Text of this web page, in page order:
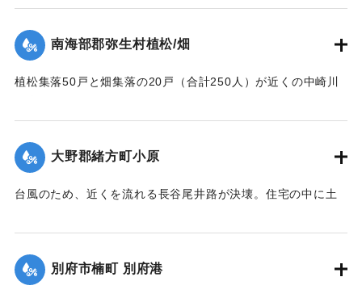
｜固有コード: 00708021
南海部郡弥生村植松/畑
植松集落50戸と畑集落の20戸（合計250人）が近くの中崎川
｜固有コード: 00708022
大野郡緒方町小原
台風のため、近くを流れる長谷尾井路が決壊。住宅の中に土
｜固有コード:
別府市楠町 別府港